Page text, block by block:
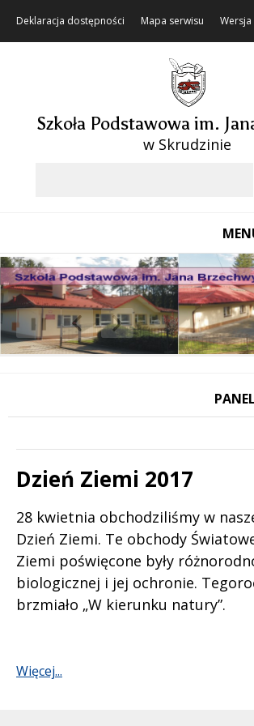
Deklaracja dostępności Mapa serwisu
Szkoła Podstawowa im.
w Skrudzinie
Poprzedni Element
Następny Element
❚❚
Dzień Ziemi 2017
Treść
28 kwietnia obchodziliśmy w
Dzień Ziemi. Te obchody
Ziemi poświęcone były
biologicznej i jej ochronie.
brzmiało „W kierunku natury”.
Więcej...